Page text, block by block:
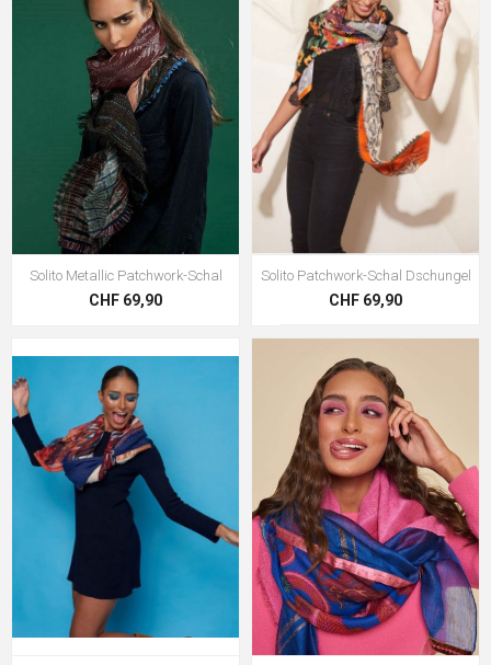
Solito Metallic Patchwork-Schal
CHF 69,90
Solito Patchwork-Schal Dschungel
CHF 69,90